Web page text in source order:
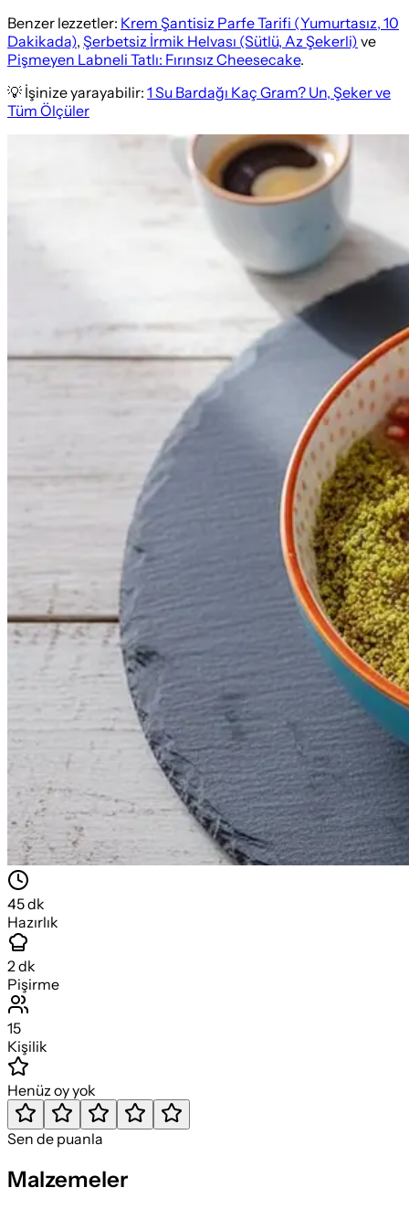
Benzer lezzetler: Krem Şantisiz Parfe Tarifi (Yumurtasız, 10
Dakikada), Şerbetsiz İrmik Helvası (Sütlü, Az Şekerli) ve
Pişmeyen Labneli Tatlı: Fırınsız Cheesecake.
💡 İşinize yarayabilir: 1 Su Bardağı Kaç Gram? Un, Şeker ve
Tüm Ölçüler
45dk
Hazırlık
2 dk
Pişirme
15
Kişilik
Henüz oy yok
Sen de puanla
Malzemeler